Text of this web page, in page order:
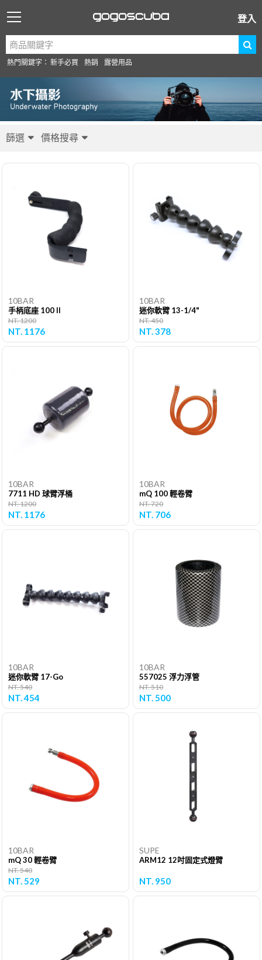
登入
熱門關鍵字： 新手必買 熱銷 露營用品
篩選 價格搜尋
10BAR
手柄底座 100 II
NT. 1200
NT. 1176
10BAR
迷你軟臂 13-1/4"
NT. 450
NT. 378
10BAR
7711 HD 球臂浮桶
NT. 1200
NT. 1176
10BAR
mQ 100 輕卷臂
NT. 720
NT. 706
10BAR
迷你軟臂 17-Go
NT. 540
NT. 454
10BAR
557025 浮力浮管
NT. 510
NT. 500
10BAR
mQ 30 輕卷臂
NT. 540
NT. 529
SUPE
ARM12 12吋固定式燈臂
NT. 950